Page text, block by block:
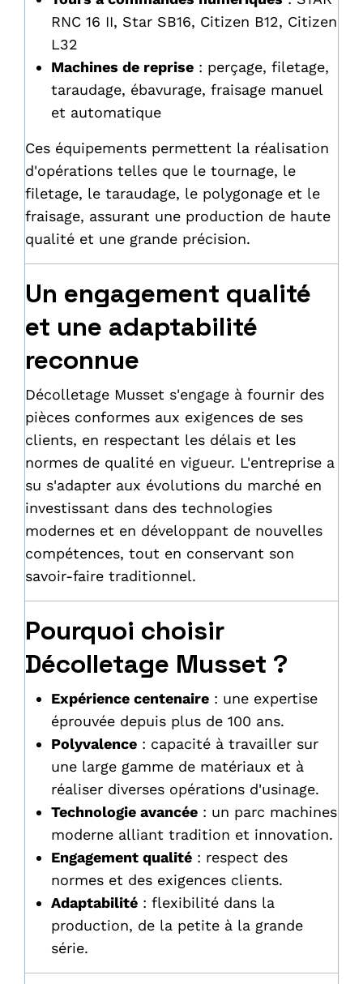
RNC 16 II, Star SB16, Citizen B12, Citizen
L32
Machines de reprise : perçage, filetage,
taraudage, ébavurage, fraisage manuel
et automatique
Ces équipements permettent la réalisation
d'opérations telles que le tournage, le
filetage, le taraudage, le polygonage et le
fraisage, assurant une production de haute
qualité et une grande précision.
Un engagement qualité
et une adaptabilité
reconnue
Décolletage Musset s'engage à fournir des
pièces conformes aux exigences de ses
clients, en respectant les délais et les
normes de qualité en vigueur. L'entreprise a
su s'adapter aux évolutions du marché en
investissant dans des technologies
modernes et en développant de nouvelles
compétences, tout en conservant son
savoir-faire traditionnel.
Pourquoi choisir
Décolletage Musset ?
Expérience centenaire : une expertise
éprouvée depuis plus de 100 ans.
Polyvalence : capacité à travailler sur
une large gamme de matériaux et à
réaliser diverses opérations d'usinage.
Technologie avancée : un parc machines
moderne alliant tradition et innovation.
Engagement qualité : respect des
normes et des exigences clients.
Adaptabilité : flexibilité dans la
production, de la petite à la grande
série.